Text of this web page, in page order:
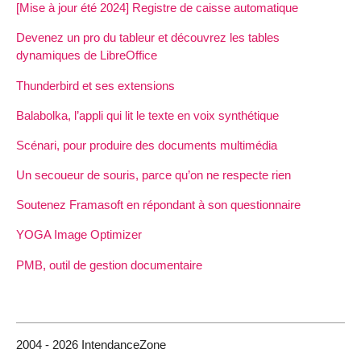
[Mise à jour été 2024] Registre de caisse automatique
Devenez un pro du tableur et découvrez les tables
dynamiques de LibreOffice
Thunderbird et ses extensions
Balabolka, l’appli qui lit le texte en voix synthétique
Scénari, pour produire des documents multimédia
Un secoueur de souris, parce qu’on ne respecte rien
Soutenez Framasoft en répondant à son questionnaire
YOGA Image Optimizer
PMB, outil de gestion documentaire
2004 - 2026 IntendanceZone